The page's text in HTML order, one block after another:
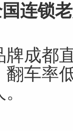
连锁
成都
车率